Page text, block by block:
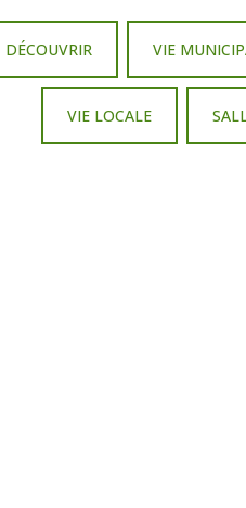
DÉCOUVRIR VIE
VIE LOCALE